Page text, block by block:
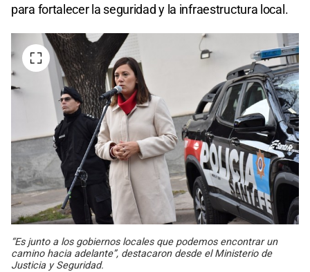
para fortalecer la seguridad y la infraestructura local.
“Es junto a los gobiernos locales que podemos encontrar un
camino hacia adelante”, destacaron desde el Ministerio de
Justicia y Seguridad.